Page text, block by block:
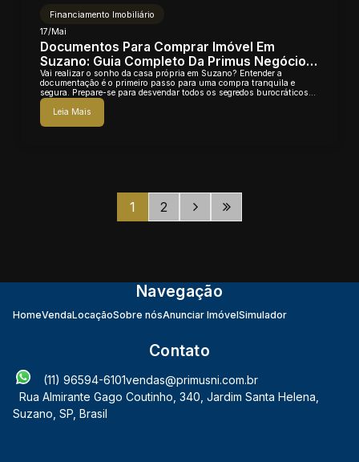
Financiamento Imobiliário
17/Mai
Documentos Para Comprar Imóvel Em
Suzano: Guia Completo Da Primus Negócios
Imobiliários
Vai realizar o sonho da casa própria em Suzano? Entender a
documentação é o primeiro passo para uma compra tranquila e
segura. Prepare-se para desvendar todos os segredos burocráticos
com a ajuda da Primus...
Leia Mais
1 2
Navegação
HomeVendaLocaçãoSobre nósAnunciar ImóvelSimulador
Contato
(11) 96594-6101vendas@primusni.com.br
Rua Almirante Gago Coutinho 340 Jardim Santa Helena
Suzano SP Brasil